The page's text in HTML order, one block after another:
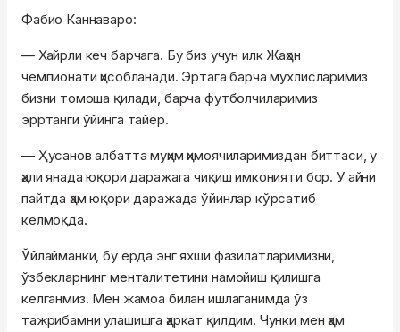
Фабио Каннаваро:
— Хайрли кеч барчага. Бу биз учун илк Жаҳон
чемпионати ҳисобланади. Эртага барча мухлисларимиз
бизни томоша қилади, барча футболчиларимиз
эрртанги ўйинга тайёр.
— Ҳусанов албатта муҳим ҳимоячиларимиздан биттаси, у
ҳали янада юқори даражага чиқиш имконияти бор. У айни
пайтда ҳам юқори даражада ўйинлар кўрсатиб
келмоқда.
Ўйлайманки, бу ерда энг яхши фазилатларимизни,
ўзбекларнинг менталитетини намойиш қилишга
келганмиз. Мен жамоа билан ишлаганимда ўз
тажрибамни улашишга ҳаркат қилдим. Чунки мен ҳам